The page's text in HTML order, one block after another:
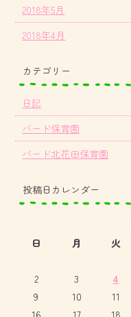
2018年5月
2018年4月
カテゴリー
日記
バード保育園
バード北花田保育園
投稿日カレンダー
日
月 火
2
3 4
9
10 11
16
17 18